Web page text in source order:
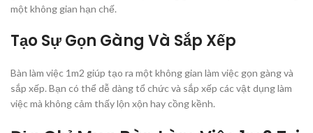
một không gian hạn chế.
Tạo Sự Gọn Gàng Và Sắp Xếp
Bàn làm việc 1m2 giúp tạo ra một không gian làm việc gọn gàng và
sắp xếp. Bạn có thể dễ dàng tổ chức và sắp xếp các vật dụng làm
việc mà không cảm thấy lộn xộn hay cồng kềnh.